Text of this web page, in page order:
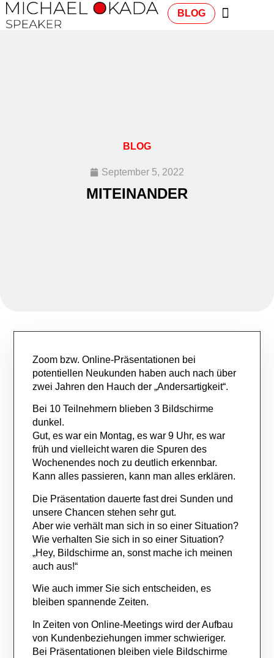
BLOG
BLOG
September 5, 2022
MITEINANDER
Zoom bzw. Online-Präsentationen bei
potentiellen Neukunden haben auch nach über
zwei Jahren den Hauch der „Andersartigkeit“.
Bei 10 Teilnehmern blieben 3 Bildschirme
dunkel.
Gut, es war ein Montag, es war 9 Uhr, es war
früh und vielleicht waren die Spuren des
Wochenendes noch zu deutlich erkennbar.
Kann alles passieren, kann man alles erklären.
Die Präsentation dauerte fast drei Sunden und
unsere Chancen stehen sehr gut.
Aber wie verhält man sich in so einer Situation?
Wie verhalten Sie sich in so einer Situation?
„Hey, Bildschirme an, sonst mache ich meinen
auch aus!“
Wie auch immer Sie sich entscheiden, es
bleiben spannende Zeiten.
In Zeiten von Online-Meetings wird der Aufbau
von Kundenbeziehungen immer schwieriger.
Bei Präsentationen bleiben viele Bildschirme